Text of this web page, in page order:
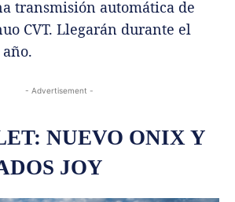
transmisión automática de
CVT. Llegarán durante el
- Advertisement -
NUEVO ONIX Y
JOY